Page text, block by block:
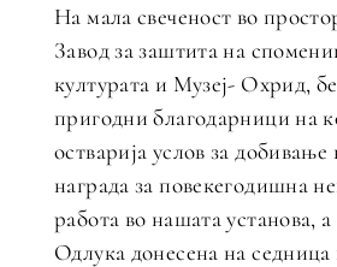
На мала свеченост во
Завод за заштита на
културата и Музеј- Охрид,
пригодни благодарници на
остварија услов за добивање
награда за повекегодишна
работа во нашата установа, а
Одлука донесена на